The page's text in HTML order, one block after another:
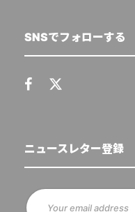
SNSでフォローする
ニュースレター登録